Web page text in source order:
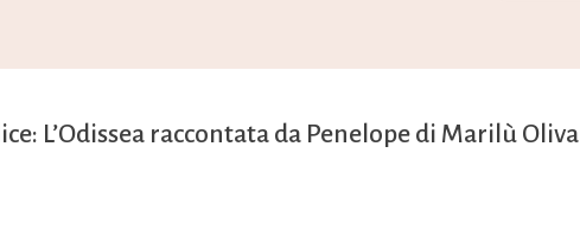
L’Odissea raccontata da Penelope di Marilù Oliva